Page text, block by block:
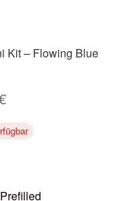
Kit – Flowing Blue